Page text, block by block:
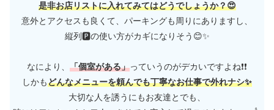
是非お店リストに入れてみてはどうでしょうか？😍
意外とアクセスも良くて、パーキングも周りにありますし、
縦列🅿の使い方がカギになりそう😊✨
なにより、 「個室がある」っていうのがデカいですよね❗❗
しかもどんなメニューを頼んでも丁寧なお仕事で外れナシ✨
大切な人を誘うにもお友達とでも、